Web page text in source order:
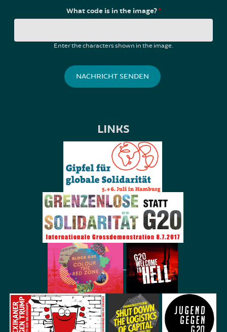
What code is in the image?*
Enter the characters shown in the image.
LINKS